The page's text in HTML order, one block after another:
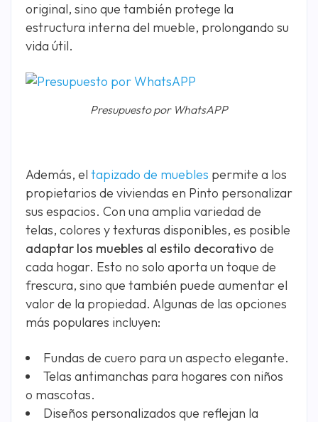
original, sino que también protege la
estructura interna del mueble, prolongando su
vida útil.
Presupuesto por WhatsAPP
Además, el tapizado de muebles permite a los
propietarios de viviendas en Pinto personalizar
sus espacios. Con una amplia variedad de
telas, colores y texturas disponibles, es posible
adaptar los muebles al estilo decorativo de
cada hogar. Esto no solo aporta un toque de
frescura, sino que también puede aumentar el
valor de la propiedad. Algunas de las opciones
más populares incluyen:
Fundas de cuero para un aspecto elegante.
Telas antimanchas para hogares con niños
o mascotas.
Diseños personalizados que reflejan la